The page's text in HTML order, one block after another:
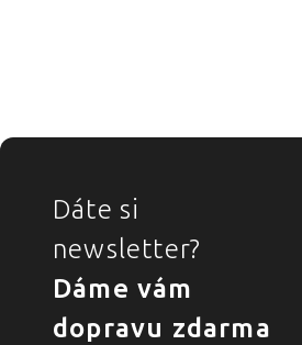
ZÁPATÍ
Dáte si
newsletter?
Dáme vám
dopravu zdarma